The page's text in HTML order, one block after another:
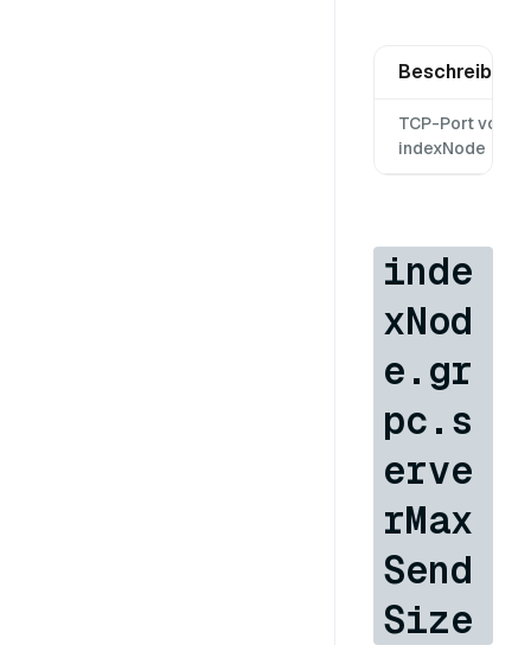
Beschreibung
TCP-Port von
indexNode
inde
xNod
e.gr
pc.s
erve
rMax
Send
Size